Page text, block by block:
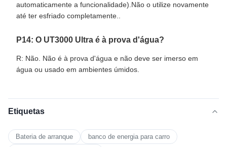
automaticamente a funcionalidade).Não o utilize novamente
até ter esfriado completamente..
P14: O UT3000 Ultra é à prova d'água?
R: Não. Não é à prova d'água e não deve ser imerso em
água ou usado em ambientes úmidos.
Etiquetas
Bateria de arranque
banco de energia para carro